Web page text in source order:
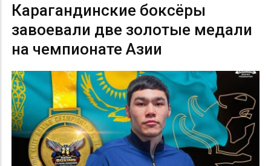
Карагандинские боксёры
завоевали две золотые медали
на чемпионате Азии